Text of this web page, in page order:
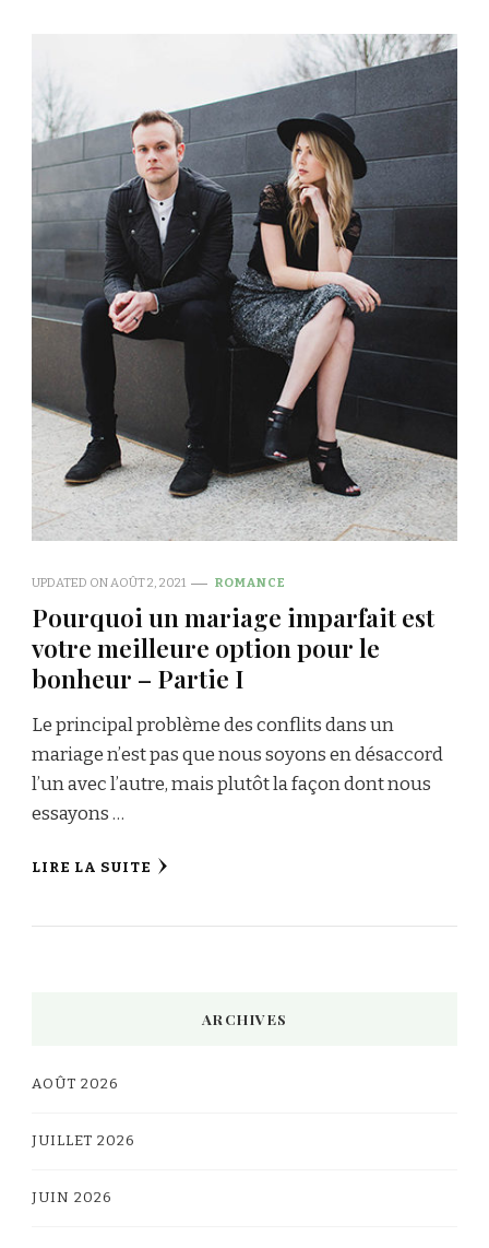
UPDATED ONAOÛT 2, 2021 ROMANCE
Pourquoi un mariage imparfait est
votre meilleure option pour le
bonheur – Partie I
Le principal problème des conflits dans un
mariage n’est pas que nous soyons en désaccord
l’un avec l’autre, mais plutôt la façon dont nous
essayons …
LIRE LA SUITE
ARCHIVES
AOÛT 2026
JUILLET 2026
JUIN 2026